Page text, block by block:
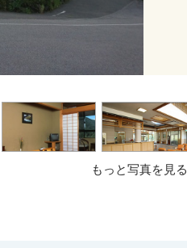
もっと写真を見る